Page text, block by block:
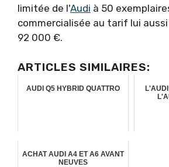
limitée de l'Audi à 50
commercialisée au tarif lui
92 000 €.
ARTICLES SIMILAIRES:
AUDI Q5 HYBRID QUATTRO
ACHAT AUDI A4 ET A6 AVANT
NEUVES